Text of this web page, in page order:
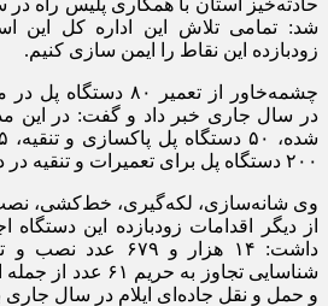
شد: تمامی تلاش این اداره کل این
زودبازده این نقاط را ایمن سازی کنیم.
چشمه‌خاور از تعمیر ۸۰
۲۰۰ دستگاه پل برای تعمیرات و تنقیه در دست اقدام است.
وی شانه‌سازی، لکه‌گیری، خط‌کشی، نصب
از دیگر اقدامات زودبازده این دستگاه
داشت: ۱۴ هزار و ۶۷۹
شناسایی تجاوز به
و حمل و نقل جاده‌ای ایلام در سال